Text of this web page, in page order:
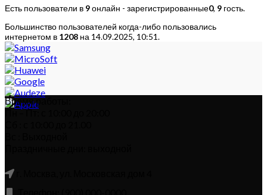
Есть пользователи в 9онлайн - зарегистрированные0, 9 гость.
Большинство пользователей когда-либо пользовались
интернетом в 1208 на 14.09.2025, 10:51.
Время работы:
Пн – Пт: с 10:00 до 20:00